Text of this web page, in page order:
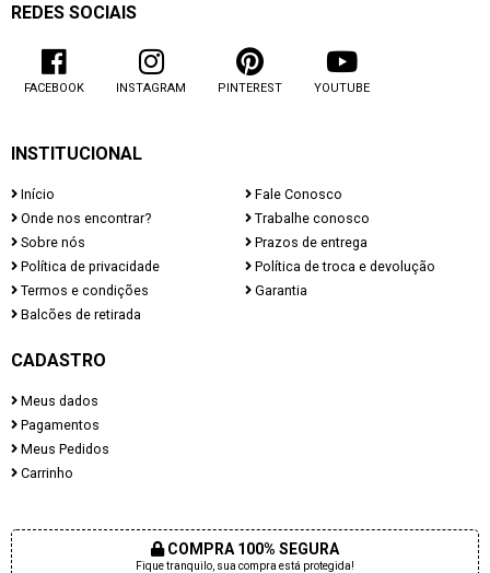
REDES SOCIAIS
FACEBOOK INSTAGRAM PINTEREST YOUTUBE
INSTITUCIONAL
Início
Fale Conosco
Onde nos encontrar?
Trabalhe conosco
Sobre nós
Prazos de entrega
Política de privacidade
Política de troca e devolução
Termos e condições
Garantia
Balcões de retirada
CADASTRO
Meus dados
Pagamentos
Meus Pedidos
Carrinho
COMPRA 100% SEGURA
Fique tranquilo, sua compra está protegida!